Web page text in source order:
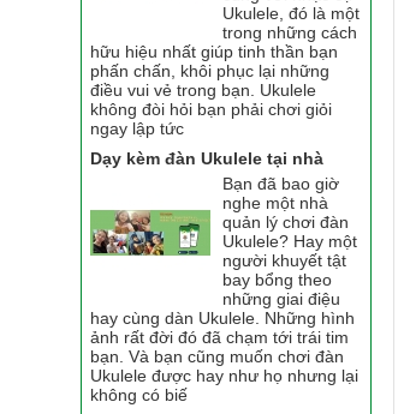
Ukulele, đó là một
trong những cách
hữu hiệu nhất giúp tinh thần bạn
phấn chấn, khôi phục lại những
điều vui vẻ trong bạn. Ukulele
không đòi hỏi bạn phải chơi giỏi
ngay lập tức
Dạy kèm đàn Ukulele tại nhà
Bạn đã bao giờ
nghe một nhà
quản lý chơi đàn
Ukulele? Hay một
người khuyết tật
bay bổng theo
những giai điệu
hay cùng dàn Ukulele. Những hình
ảnh rất đời đó đã chạm tới trái tim
bạn. Và bạn cũng muốn chơi đàn
Ukulele được hay như họ nhưng lại
không có biế